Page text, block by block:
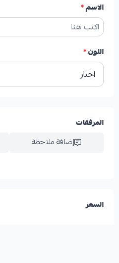
الاسم*
اللون*
المرفقات
إضافة ملاحظة
السعر